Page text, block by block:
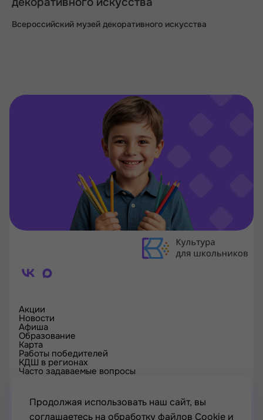
Всероссийский музей декоративного искусства
Акции
Новости
Афиша
Образование
Карта
Работы победителей
КДШ в регионах
Часто задаваемые вопросы
Проверка сертификата
Контакты
Продолжая использовать наш сайт, вы
соглашаетесь на обработку файлов Cookie и